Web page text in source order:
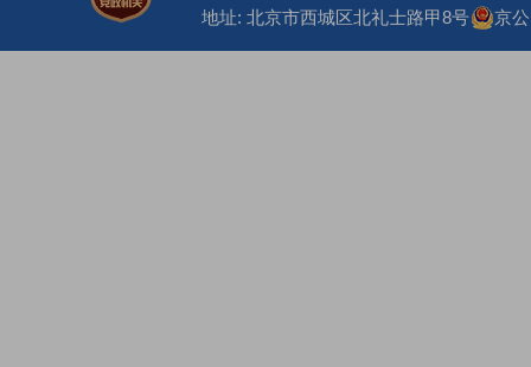
地址: 北京市西城区北礼士路甲8号
京